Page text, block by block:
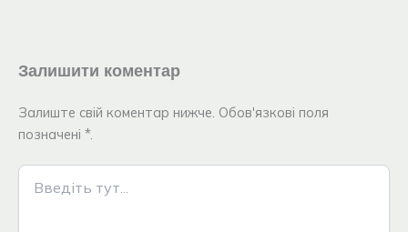
Залишити коментар
Залиште свій коментар нижче. Обов'язкові поля
позначені *.
Введіть
тут...